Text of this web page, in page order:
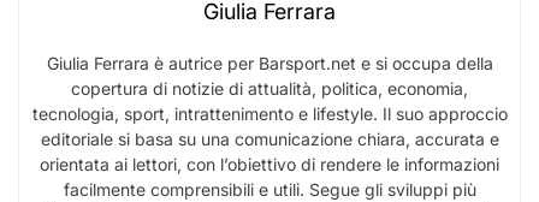
Giulia Ferrara
Giulia Ferrara è autrice per Barsport.net e si occupa della
copertura di notizie di attualità, politica, economia,
tecnologia, sport, intrattenimento e lifestyle. Il suo approccio
editoriale si basa su una comunicazione chiara, accurata e
orientata ai lettori, con l’obiettivo di rendere le informazioni
facilmente comprensibili e utili. Segue gli sviluppi più